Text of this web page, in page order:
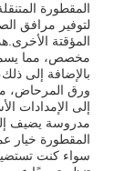
المقطورة
لتوفير مرافق
المؤقتة
مخصص، مما يسمح
بالإضافة إلى
ورق المرحاض،
إلى الإمدادات
مدروسة يضيف
المقطورة خيار
سواء كنت